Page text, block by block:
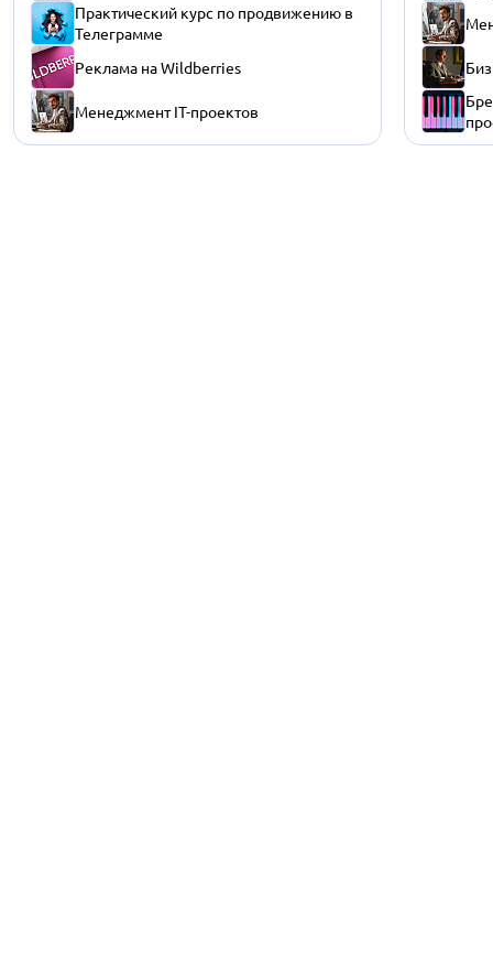
Практический курс по продвижению в
Телеграмме
Реклама на Wildberries
Менеджмент IT-проектов